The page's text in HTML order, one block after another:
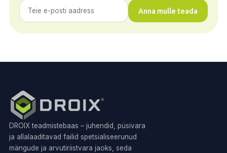
Anna mulle teada
DROIX teadmistebaas – juhendid, püsivara
ja allalaaditavad failid spetsialiseerunud
mängude ja arvutiriistvara jaoks, seda